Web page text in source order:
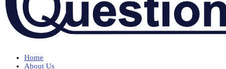
Home
About Us